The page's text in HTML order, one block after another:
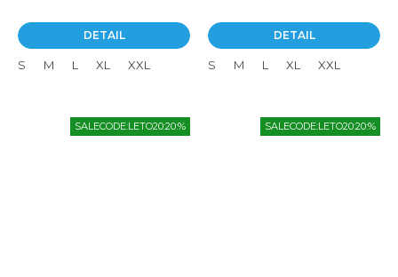
DETAIL
S M L XL XXL
DETAIL
S M L XL XXL
SALECODE:LETO20:20:% SALECODE:LETO20:20:%